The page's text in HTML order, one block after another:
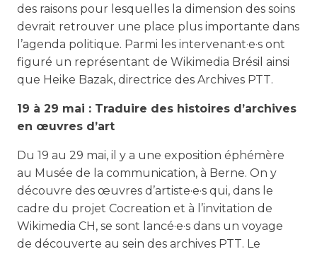
des raisons pour lesquelles la dimension des soins
devrait retrouver une place plus importante dans
l’agenda politique. Parmi les intervenant·e·s ont
figuré un représentant de Wikimedia Brésil ainsi
que Heike Bazak, directrice des Archives PTT.
19 à 29 mai : Traduire des histoires d’archives
en œuvres d’art
Du 19 au 29 mai, il y a une exposition éphémère
au Musée de la communication, à Berne. On y
découvre des œuvres d’artiste·e·s qui, dans le
cadre du projet Cocreation et à l’invitation de
Wikimedia CH, se sont lancé·e·s dans un voyage
de découverte au sein des archives PTT. Le